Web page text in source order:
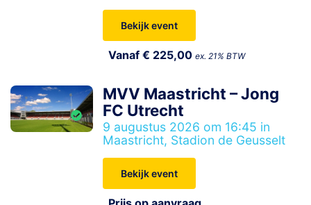
Bekijk event
Vanaf € 225,00ex. 21% BTW
MVV Maastricht – Jong
FC Utrecht
9 augustus 2026 om 16:45 in
Maastricht, Stadion de Geusselt
Bekijk event